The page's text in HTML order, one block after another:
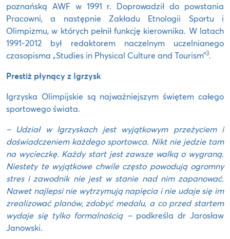
poznańską AWF w 1991 r. Doprowadził do powstania
Pracowni, a następnie Zakładu Etnologii Sportu i
Olimpizmu, w których pełnił funkcję kierownika. W latach
1991-2012 był redaktorem naczelnym uczelnianego
czasopisma „Studies in Physical Culture and Tourism”3.
Prestiż płynący z Igrzysk
Igrzyska Olimpijskie są najważniejszym świętem całego
sportowego świata.
– Udział w Igrzyskach jest wyjątkowym przeżyciem i
doświadczeniem każdego sportowca. Nikt nie jedzie tam
na wycieczkę. Każdy start jest zawsze walką o wygraną.
Niestety te wyjątkowe chwile często powodują ogromny
stres i zawodnik nie jest w stanie nad nim zapanować.
Nawet najlepsi nie wytrzymują napięcia i nie udaje się im
zrealizować planów, zdobyć medalu, a co przed startem
wydaje się tylko formalnością –podkreśla dr Jarosław
Janowski.